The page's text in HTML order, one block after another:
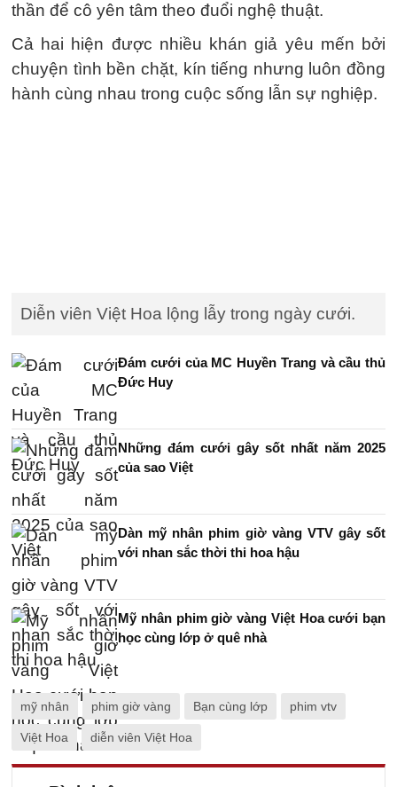
thần để cô yên tâm theo đuổi nghệ thuật.
Cả hai hiện được nhiều khán giả yêu mến bởi
chuyện tình bền chặt, kín tiếng nhưng luôn đồng
hành cùng nhau trong cuộc sống lẫn sự nghiệp.
Diễn viên Việt Hoa lộng lẫy trong ngày cưới.
Đám cưới của MC Huyền Trang và cầu thủ
Đức Huy
Những đám cưới gây sốt nhất năm 2025
của sao Việt
Dàn mỹ nhân phim giờ vàng VTV gây sốt
với nhan sắc thời thi hoa hậu
Mỹ nhân phim giờ vàng Việt Hoa cưới bạn
học cùng lớp ở quê nhà
mỹ nhân phim giờ vàng Bạn cùng lớp phim vtv
Việt Hoa diễn viên Việt Hoa